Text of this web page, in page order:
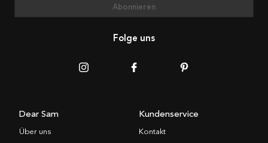
Abonnieren
Folge uns
Dear Sam
Über uns
Kundenservice
Kontakt